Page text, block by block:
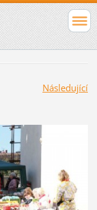
Následující